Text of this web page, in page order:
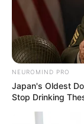
NEUROMIND PRO
Japan's Oldest
Stop Drinking